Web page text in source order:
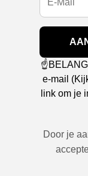
e-mail
link om je
Door je